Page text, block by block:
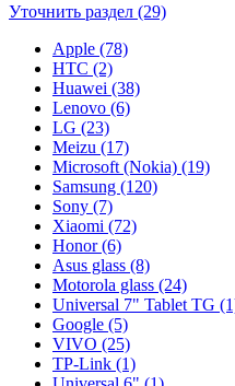
Уточнить раздел (29)
Apple (78)
HTC (2)
Huawei (38)
Lenovo (6)
LG (23)
Meizu (17)
Microsoft (Nokia) (19)
Samsung (120)
Sony (7)
Xiaomi (72)
Honor (6)
Asus glass (8)
Motorola glass (24)
Universal 7" Tablet TG
Google (5)
VIVO (25)
TP-Link (1)